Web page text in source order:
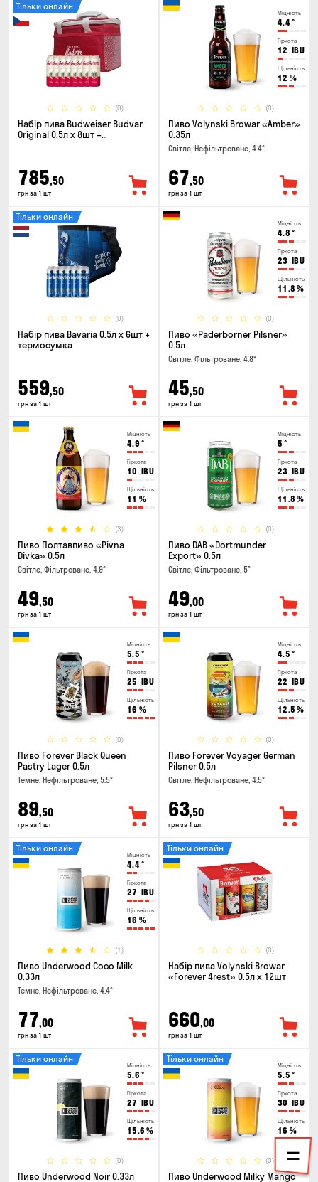
(0)
Тільки онлайн
Набір пива Budweiser Budvar
Original 0.5л х 8шт +
785,50
грн за 1 шт
Міцність
4.4°
Гіркота
12 IBU
Щільність
12 %
(0)
Пиво Volynski Browar «Amber»
0.35л
Світле, Нефільтроване, 4.4°
67,50
грн за 1 шт
(0)
Тільки онлайн
Набір пива Bavaria 0.5л х 6шт +
термосумка
559,50
грн за 1 шт
Міцність
4.8 °
Гіркота
23 IBU
Щільність
11.8 %
(0)
Пиво «Paderborner Pilsner»
0.5л
Світле, Фільтроване, 4.8°
45,50
грн за 1 шт
Міцність
4.9 °
Гіркота
10 IBU
Щільність
11 %
(3)
Пиво Полтавпиво «Pivna
Divka» 0.5л
Світле, Фільтроване, 4.9°
49,50
грн за 1 шт
Міцність
5 °
Гіркота
23 IBU
Щільність
11.8 %
(0)
Пиво DAB «Dortmunder
Export» 0.5л
Світле, Фільтроване, 5°
49,00
грн за 1 шт
Міцність
5.5 °
Гіркота
25 IBU
Щільність
16 %
(0)
Пиво Forever Black Queen
Pastry Lager 0.5л
Темне, Нефільтроване, 5.5°
89,50
грн за 1 шт
Міцність
4.5 °
Гіркота
22 IBU
Щільність
12.5 %
(0)
Пиво Forever Voyager German
Pilsner 0.5л
Світле, Нефільтроване, 4.5°
63,50
грн за 1 шт
Міцність
4.4°
Гіркота
27 IBU
Щільність
16 %
(1)
Тільки онлайн
Пиво Underwood Coco Milk
0.33л
Темне, Нефільтроване, 4.4°
77,00
грн за 1 шт
(0)
Тільки онлайн
Набір пива Volynski Browar
«Forever 4rest» 0.5л х 12шт
660,00
грн за 1 шт
Міцність
5.6 °
Гіркота
27 IBU
Щільність
15.6 %
(0)
Тільки онлайн
Пиво Underwood Noir 0.33л
Міцність
5.5 °
Гіркота
30 IBU
Щільність
16 %
(0)
Тільки онлайн
Пиво Underwood Milky Mango